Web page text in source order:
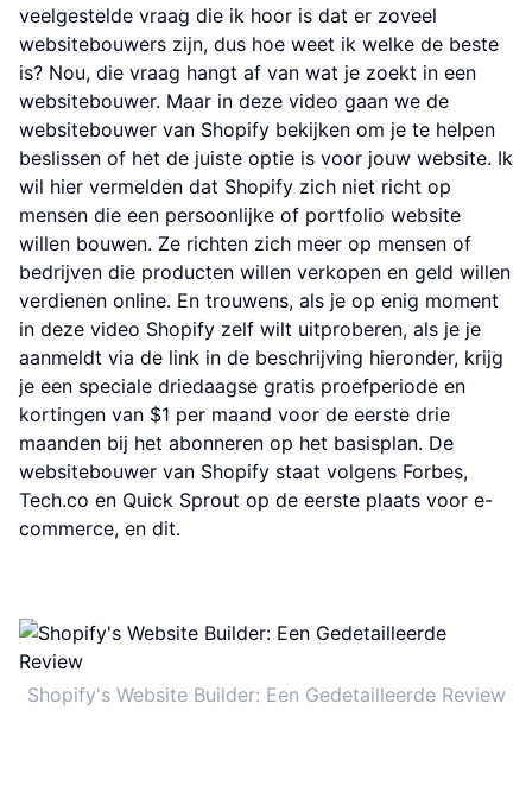
veelgestelde vraag die ik hoor is dat er zoveel
websitebouwers zijn, dus hoe weet ik welke de beste
is? Nou, die vraag hangt af van wat je zoekt in een
websitebouwer. Maar in deze video gaan we de
websitebouwer van Shopify bekijken om je te helpen
beslissen of het de juiste optie is voor jouw website. Ik
wil hier vermelden dat Shopify zich niet richt op
mensen die een persoonlijke of portfolio website
willen bouwen. Ze richten zich meer op mensen of
bedrijven die producten willen verkopen en geld willen
verdienen online. En trouwens, als je op enig moment
in deze video Shopify zelf wilt uitproberen, als je je
aanmeldt via de link in de beschrijving hieronder, krijg
je een speciale driedaagse gratis proefperiode en
kortingen van $1 per maand voor de eerste drie
maanden bij het abonneren op het basisplan. De
websitebouwer van Shopify staat volgens Forbes,
Tech.co en Quick Sprout op de eerste plaats voor e-
commerce, en dit.
Shopify's Website Builder: Een Gedetailleerde Review